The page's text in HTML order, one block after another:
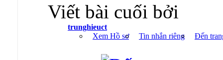
Viết bài cuối bởi
trunghieuct
Xem Hồ sơ
Tin nhắn riêng Đến